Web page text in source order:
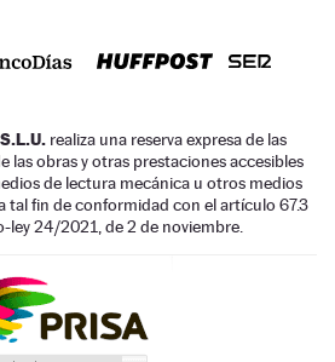
realiza una reserva expresa de las
las obras y otras prestaciones accesibles
de lectura mecánica u otros medios
tal fin de conformidad con el artículo 67.3
ley 24/2021, de 2 de noviembre.